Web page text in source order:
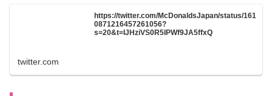
https://twitter.com/McDonaldsJapan/status/161
0871216457261056?
s=20&t=IJHziVS0R5IPWf9JA5ffxQ
twitter.com